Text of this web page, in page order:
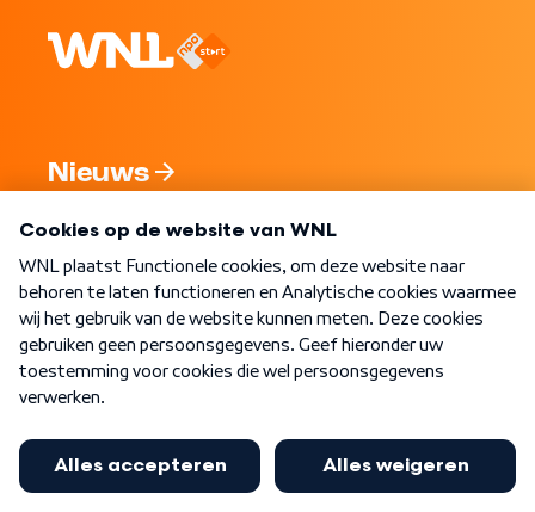
Nieuws
Nieuwsbrief
Word Lid